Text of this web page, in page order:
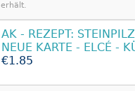
erhält.
AK - REZEPT:
NEUE KARTE - ELCÉ -
€1.85